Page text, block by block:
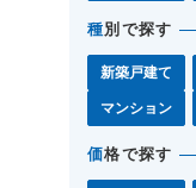
種別で探す
新築戸建て
マンション
価格で探す